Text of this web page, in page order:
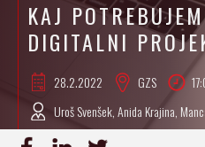
KAJ
DIGITALNI
28.2.2022 GZS
Uroš Svenšek, Anida Krajina,